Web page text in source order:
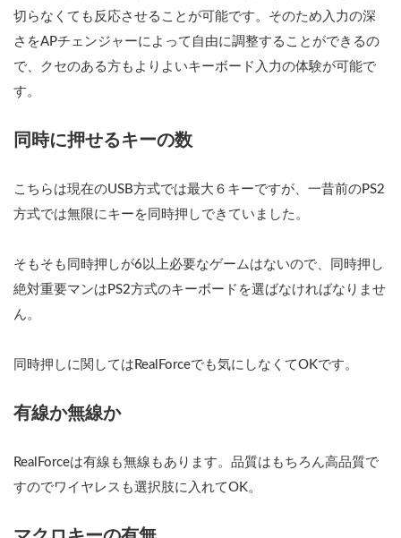
切らなくても反応させることが可能です。そのため入力の深
さをAPチェンジャーによって自由に調整することができるの
で、クセのある方もよりよいキーボード入力の体験が可能で
す。
同時に押せるキーの数
こちらは現在のUSB方式では最大６キーですが、一昔前のPS2
方式では無限にキーを同時押しできていました。
そもそも同時押しが6以上必要なゲームはないので、同時押し
絶対重要マンはPS2方式のキーボードを選ばなければなりませ
ん。
同時押しに関してはRealForceでも気にしなくてOKです。
有線か無線か
RealForceは有線も無線もあります。品質はもちろん高品質で
すのでワイヤレスも選択肢に入れてOK。